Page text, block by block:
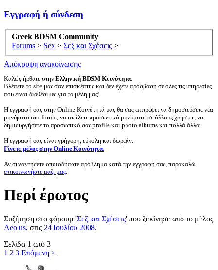
Εγγραφή ή σύνδεση
Greek BDSM Community
Forums > Sex > Σεξ και Σχέσεις >
Απόκρυψη ανακοίνωσης
Καλώς ήρθατε στην Ελληνική BDSM Κοινότητα.
Βλέπετε το site μας σαν επισκέπτης και δεν έχετε πρόσβαση σε όλες τις υπηρεσίες
που είναι διαθέσιμες για τα μέλη μας!
Η εγγραφή σας στην Online Κοινότητά μας θα σας επιτρέψει να δημοσιεύσετε νέα
μηνύματα στο forum, να στείλετε προσωπικά μηνύματα σε άλλους χρήστες, να
δημιουργήσετε το προσωπικό σας profile και photo albums και πολλά άλλα.
Η εγγραφή σας είναι γρήγορη, εύκολη και δωρεάν.
Γίνετε μέλος στην Online Κοινότητα.
Αν συναντήσετε οποιοδήποτε πρόβλημα κατά την εγγραφή σας, παρακαλώ
επικοινωνήστε μαζί μας.
Περί έρωτος
Συζήτηση στο φόρουμ 'Σεξ και Σχέσεις' που ξεκίνησε από το μέλος
Aeolus, στις 24 Ιουλίου 2008.
Σελίδα 1 από 3
1 2 3 Επόμενη >